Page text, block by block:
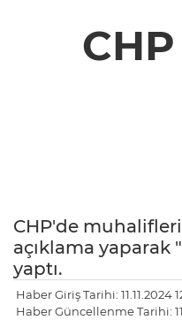
CHP'de
açıklama yaparak
yaptı.
Haber Giriş Tarihi: 11.11.2024
Haber Güncellenme Tarihi: